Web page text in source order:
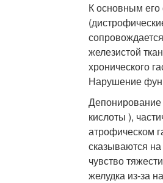
К основным
железистой
хронического
Нарушение
кислоты ),
атрофическом
сказываются
чувство
желудка из-за